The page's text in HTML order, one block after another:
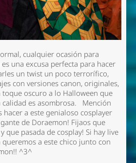
cualquier ocasión para
una excusa perfecta para hacer
un twist un poco terrorífico,
con versiones canon, originales,
oscuro a lo Halloween que
calidad es asombrosa. Mención
hacer a este genialoso cosplayer
de Doraemon! Fijaos que
que pasada de cosplay! Si hay live
a este chico junto con
^3^